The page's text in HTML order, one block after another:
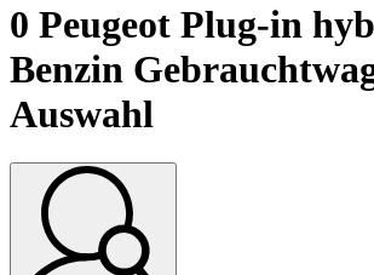
0 Peugeot Plug-in
Benzin
Auswahl